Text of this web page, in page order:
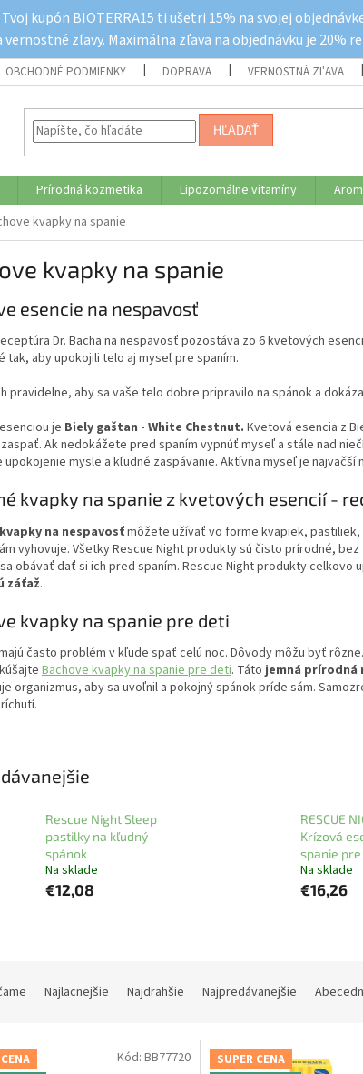
Tvoj kupón BIOTERRA15 ti ušetri 15% na svojej
zľavy. Maximálna zľava na objednávku je 20%
OBCHODNÉ PODMIENKY DOPRAVA VERNOSTNÁ ZĽAVA
HĽADAŤ
Prírodná kozmetika Lipozomálne vitamíny
kvapky na spanie
kvapky na spanie
esencie na nespavosť
Dr. Bacha na nespavosť pozostáva zo 6 kvetových
tak, aby upokojili telo aj myseľ pre spaním.
pravidelne, aby sa vaše telo dobre pripravilo na spánok a
je Biely gaštan - White Chestnut. Kvetová esencia z
Ak nedokážete pred spaním vypnúť myseľ a stále nad
mysle a kľudné zaspávanie. Aktívna myseľ je najväčší
kvapky na spanie z kvetových esencií -
na nespavosťmôžete užívať vo forme kvapiek,
vyhovuje. Všetky Rescue Night produkty sú čisto prírodné,
obávať dať si ich pred spaním. Rescue Night produkty celkovo
záťaž.
kvapky na spanie pre deti
často problém v kľude spať celú noc. Dôvody môžu byť
Bachove kvapky na spanie pre deti. Tátojemná prírodná
organizmus, aby sa uvoľnil a pokojný spánok príde sám.
Rescue Night Sleep
pastilky na kľudný
spánok
Na sklade
€12,08
RESCUE
Krízová
spanie pre
Na sklade
€16,26
Najlacnejšie Najdrahšie Najpredávanejšie
Kód: BB77720
SUPER CENA